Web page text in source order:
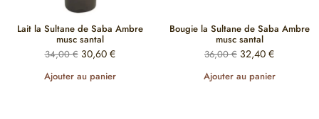
Lait la Sultane de Saba Ambre
musc santal
34,00€ 30,60 €
Ajouter au panier
Bougie la Sultane de Saba Ambre
musc santal
36,00€ 32,40 €
Ajouter au panier